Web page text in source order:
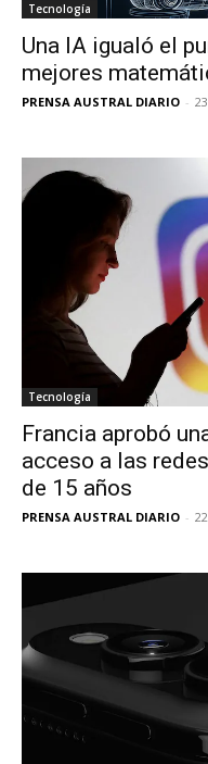
Tecnología
Una IA igualó el
mejores
PRENSA AUSTRAL DIARIO -
Tecnología
Francia aprobó
acceso a las
de 15 años
PRENSA AUSTRAL DIARIO -